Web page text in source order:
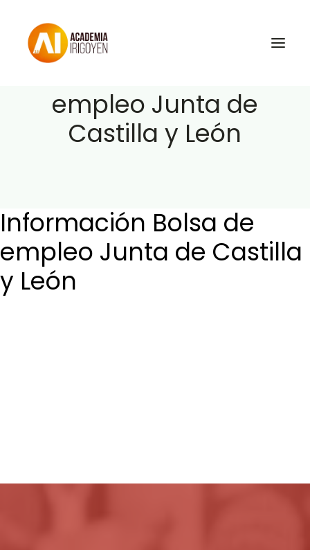
Oposiciones
Preguntas Frecuentes
BuscaOpos 🔎
empleo Junta de
Castilla y León
Información Bolsa de
empleo Junta de Castilla
y León